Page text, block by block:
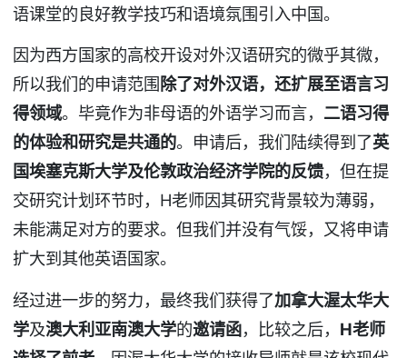
语课堂的良好教学技巧和语境氛围引入中国。
因为西方国家的高校开设对外汉语研究的微乎其微，
所以我们的申请范围 除了对外汉语，还扩展至语言习
得领域。毕竟作为非母语的外语学习而言， 二语习得
的体验和研究是共通的。申请后，我们陆续得到了英
国埃塞克斯大学及伦敦政治经济学院的反馈，但在提
交研究计划环节时，H老师因其研究背景较为薄弱，
未能满足对方的要求。但我们并没有气馁，又将申请
扩大到其他英语国家。
经过进一步的努力，最终我们获得了加拿大渥太华大
学及澳大利亚南澳大学的邀请函，比较之后， H老师